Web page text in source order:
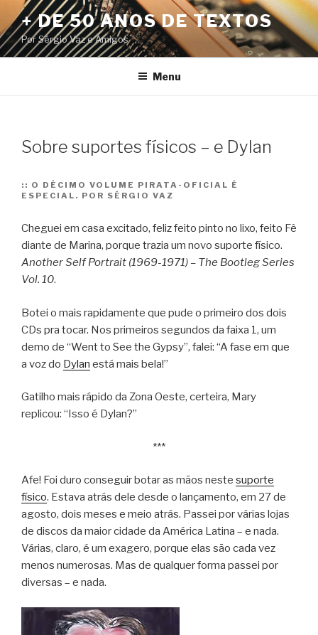
Pular
para
o
conteúdo
+ DE 50 ANOS DE TEXTOS
Por Sérgio Vaz e Amigos
Menu
Sobre suportes físicos – e Dylan
:: O DÉCIMO VOLUME PIRATA-OFICIAL É
ESPECIAL. POR SÉRGIO VAZ
Cheguei em casa excitado, feliz feito pinto no lixo, feito Fê
diante de Marina, porque trazia um novo suporte físico.
Another Self Portrait (1969-1971) – The Bootleg Series
Vol. 10.
Botei o mais rapidamente que pude o primeiro dos dois
CDs pra tocar. Nos primeiros segundos da faixa 1, um
demo de “Went to See the Gypsy”, falei: “A fase em que
a voz do Dylan está mais bela!”
Gatilho mais rápido da Zona Oeste, certeira, Mary
replicou: “Isso é Dylan?”
***
Afe! Foi duro conseguir botar as mãos neste suporte
físico. Estava atrás dele desde o lançamento, em 27 de
agosto, dois meses e meio atrás. Passei por várias lojas
de discos da maior cidade da América Latina – e nada.
Várias, claro, é um exagero, porque elas são cada vez
menos numerosas. Mas de qualquer forma passei por
diversas – e nada.